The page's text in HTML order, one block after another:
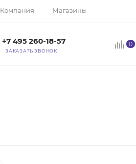
Компания Магазины
+7 495 260-18-57
ЗАКАЗАТЬ ЗВОНОК
0